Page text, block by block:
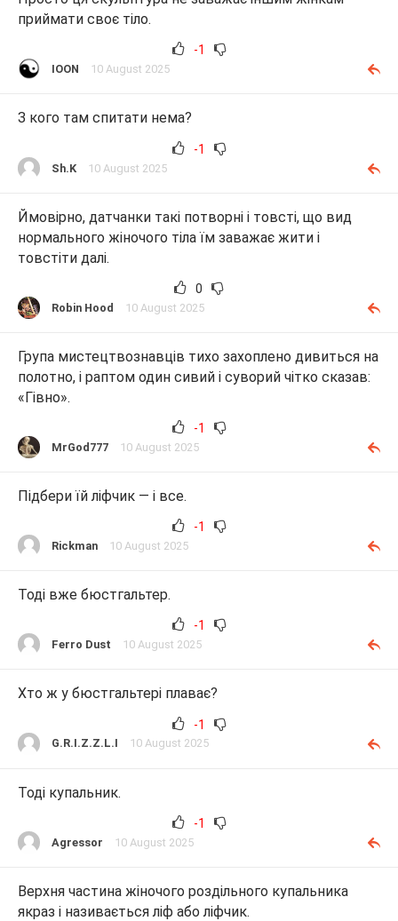
приймати своє тіло.
-1
IOON 10 August 2025
З кого там спитати нема?
-1
Sh.K 10 August 2025
Ймовірно, датчанки такі потворні і товсті, що вид
нормального жіночого тіла їм заважає жити і
товстіти далі.
0
Robin Hood 10 August 2025
Група мистецтвознавців тихо захоплено дивиться на
полотно, і раптом один сивий і суворий чітко сказав:
«Гівно».
-1
MrGod777 10 August 2025
Підбери їй ліфчик — і все.
-1
Rickman 10 August 2025
Тоді вже бюстгальтер.
-1
Ferro Dust 10 August 2025
Хто ж у бюстгальтері плаває?
-1
G.R.I.Z.Z.L.I 10 August 2025
Тоді купальник.
-1
Agressor 10 August 2025
Верхня частина жіночого роздільного купальника
якраз і називається ліф або ліфчик.